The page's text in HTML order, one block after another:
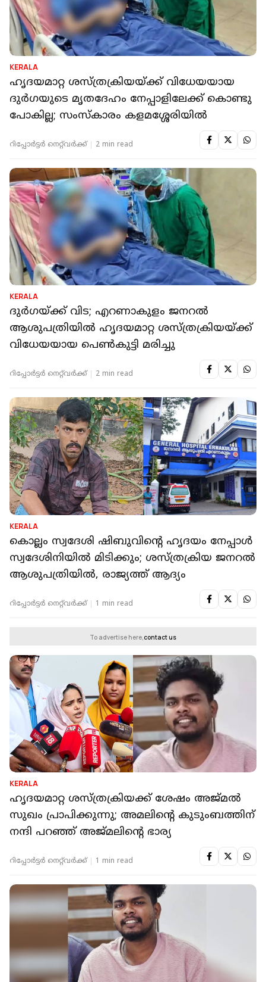
KERALA
ഹൃദയമാറ്റ ശസ്ത്രക്രിയയ്ക്ക് വിധേയയായ
ദുർഗയുടെ മൃതദേഹം നേപ്പാളിലേക്ക് കൊണ്ടു
പോകില്ല; സംസ്‍കാരം കളമശ്ശേരിയിൽ
റിപ്പോർട്ടർ നെറ്റ്‌വര്‍ക്ക്‌ 2 min read
KERALA
ദുർഗയ്ക്ക് വിട; എറണാകുളം ജനറല്‍
ആശുപത്രിയില്‍ ഹൃദയമാറ്റ ശസ്ത്രക്രിയയ്ക്ക്
വിധേയയായ പെണ്‍കുട്ടി മരിച്ചു
റിപ്പോർട്ടർ നെറ്റ്‌വര്‍ക്ക്‌ 2 min read
KERALA
കൊല്ലം സ്വദേശി ഷിബുവിന്റെ ഹൃദയം നേപ്പാൾ
സ്വദേശിനിയിൽ മിടിക്കും; ശസ്ത്രക്രിയ ജനറൽ
ആശുപത്രിയിൽ, രാജ്യത്ത് ആദ്യം
റിപ്പോർട്ടർ നെറ്റ്‌വര്‍ക്ക്‌ 1 min read
To advertise here,contact us
KERALA
ഹൃദയമാറ്റ ശസ്ത്രക്രിയക്ക് ശേഷം അജ്മൽ
സുഖം പ്രാപിക്കുന്നു; അമലിന്റെ കുടുംബത്തിന്
നന്ദി പറഞ്ഞ് അജ്മലിന്റെ ഭാര്യ
റിപ്പോർട്ടർ നെറ്റ്‌വര്‍ക്ക്‌ 1 min read